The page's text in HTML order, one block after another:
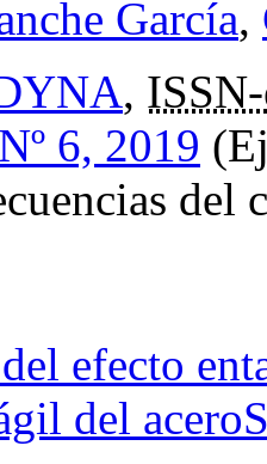
García,
,
6, 2019
efecto
del